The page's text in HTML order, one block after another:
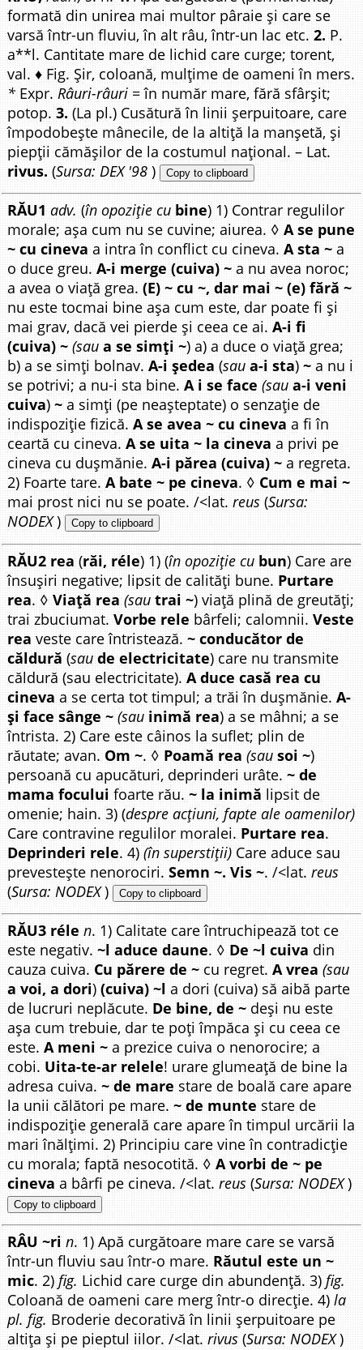
formată din unirea mai multor pâraie și care se
varsă într-un fluviu, în alt râu, într-un lac etc.2. P.
a**l. Cantitate mare de lichid care curge; torent,
val. ♦ Fig. Șir, coloană, mulțime de oameni în mers.
* Expr.Râuri-râuri = în număr mare, fără sfârșit;
potop.3. (La pl.) Cusătură în linii șerpuitoare, care
împodobește mânecile, de la altiță la manșetă, și
piepții cămășilor de la costumul național. – Lat.
rivus. (Sursa: DEX '98 ) Copy to clipboard
RĂU1 adv. (în opoziție cu bine) 1) Contrar regulilor
morale; așa cum nu se cuvine; aiurea. ◊A se pune
~ cu cineva a intra în conflict cu cineva.A sta ~ a
o duce greu.A-i merge (cuiva) ~ a nu avea noroc;
a avea o viață grea.(E) ~ cu ~, dar mai ~ (e) fără ~
nu este tocmai bine așa cum este, dar poate fi și
mai grav, dacă vei pierde și ceea ce ai.A-i fi
(cuiva) ~ (sau a se simți ~) a) a duce o viață grea;
b) a se simți bolnav.A-i ședea (sau a-i sta)~ a nu i
se potrivi; a nu-i sta bine.A i se face (sau a-i veni
cuiva)~ a simți (pe neașteptate) o senzație de
indispoziție fizică.A se avea ~ cu cineva a fi în
ceartă cu cineva.A se uita ~ la cineva a privi pe
cineva cu dușmănie.A-i părea (cuiva) ~ a regreta.
2) Foarte tare.A bate ~ pe cineva. ◊ Cum e mai ~
mai prost nici nu se poate. /<lat.reus (Sursa:
NODEX) Copy to clipboard
RĂU2 rea(răi, réle) 1) (în opoziție cu bun) Care are
însușiri negative; lipsit de calități bune. Purtare
rea. ◊Viață rea (sautrai ~) viață plină de greutăți;
trai zbuciumat.Vorbe rele bârfeli; calomnii.Veste
rea veste care întristează.~ conducător de
căldură (sau de electricitate) care nu transmite
căldură (sau electricitate).A duce casă rea cu
cineva a se certa tot timpul; a trăi în dușmănie.A-
și face sânge ~ (sau inimă rea) a se mâhni; a se
întrista. 2) Care este câinos la suflet; plin de
răutate; avan. Om ~. ◊ Poamă rea (sau soi ~)
persoană cu apucături, deprinderi urâte.~ de
mama foculuifoarte rău.~ la inimă lipsit de
omenie; hain. 3) (despre acțiuni, fapte ale oamenilor)
Care contravine regulilor moralei. Purtare rea.
Deprinderi rele. 4)(în superstiții) Care aduce sau
prevestește nenorociri.Semn ~. Vis ~. /<lat.reus
(Sursa: NODEX) Copy to clipboard
RĂU3 réle n. 1) Calitate care întruchipează tot ce
este negativ.~l aduce daune. ◊ De ~l cuiva din
cauza cuiva. Cu părere de ~ cu regret.A vrea (sau
a voi, a dori)(cuiva) ~l a dori (cuiva) să aibă parte
de lucruri neplăcute. De bine, de ~ deși nu este
așa cum trebuie, dar te poți împăca și cu ceea ce
este.A meni ~a prezice cuiva o nenorocire; a
cobi. Uita-te-ar relele! urare glumeață de bine la
adresa cuiva.~ de mare stare de boală care apare
la unii călători pe mare.~ de munte stare de
indispoziție generală care apare în timpul urcării la
mari înălțimi. 2) Principiu care vine în contradicție
cu morala; faptă nesocotită. ◊A vorbi de ~ pe
cineva a bârfi pe cineva. /<lat.reus(Sursa: NODEX)
Copy to clipboard
RÂU ~ri n. 1) Apă curgătoare mare care se varsă
într-un fluviu sau într-o mare. Răutul este un ~
mic. 2)fig. Lichid care curge din abundență. 3)fig.
Coloană de oameni care merg într-o direcție. 4)la
pl. fig. Broderie decorativă în linii șerpuitoare pe
altița și pe pieptul iilor. /<lat.rivus (Sursa: NODEX)